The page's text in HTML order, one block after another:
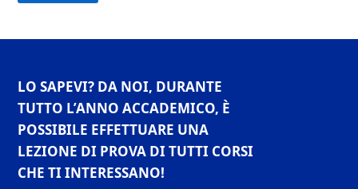
LO SAPEVI? DA NOI, DURANTE
TUTTO L’ANNO ACCADEMICO, È
POSSIBILE EFFETTUARE UNA
LEZIONE DI PROVA DI TUTTI CORSI
CHE TI INTERESSANO!